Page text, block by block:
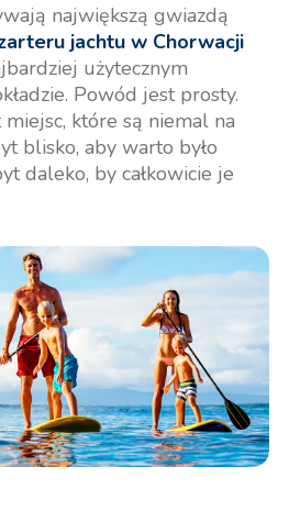
największą gwiazdą
jachtu w Chorwacji
użytecznym
Powód jest prosty.
które są niemal na
blisko, aby warto było
daleko, by całkowicie je